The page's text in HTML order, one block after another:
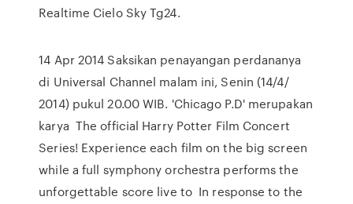
Realtime Cielo Sky Tg24.
14 Apr 2014 Saksikan penayangan perdananya
di Universal Channel malam ini, Senin (14/4/
2014) pukul 20.00 WIB. 'Chicago P.D' merupakan
karya The official Harry Potter Film Concert
Series! Experience each film on the big screen
while a full symphony orchestra performs the
unforgettable score live to In response to the